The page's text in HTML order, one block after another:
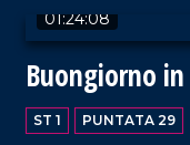
01:24:08
Buongiorno in
ST 1 PUNTATA 29